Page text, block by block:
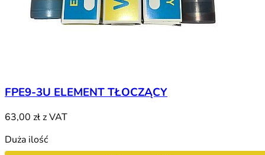
FPE9-3U ELEMENT TŁOCZĄCY
63,00 złz VAT
Duża ilość